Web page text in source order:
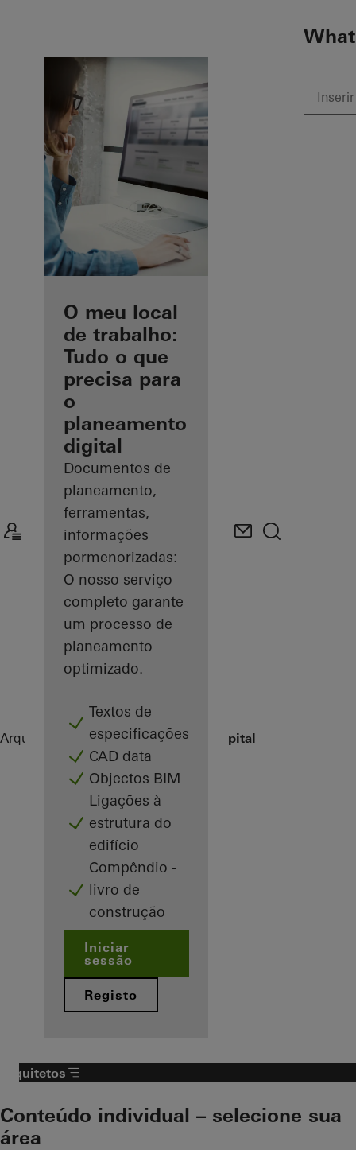
As suas
vantagens
como arquiteto
registado
o meu
espaço
de
trabalho
O meu local
de trabalho:
Tudo o que
precisa para
o
planeamento
digital
Documentos de
planeamento,
ferramentas,
informações
pormenorizadas:
O nosso serviço
completo garante
um processo de
planeamento
optimizado.
Textos de
especificações
CAD data
Objectos BIM
Ligações à
estrutura do
edifício
Compêndio -
livro de
construção
Iniciar
sessão
Registo
Arquitetos Referências St.-Marien-Hospital
Arquitetos
Conteúdo individual – selecione sua
área​